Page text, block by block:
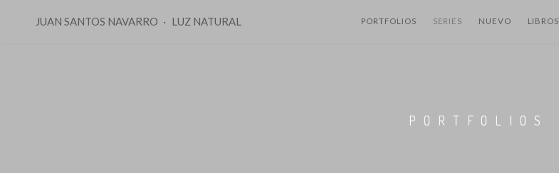
JUAN SANTOS NAVARRO LUZ NATURAL PORTFOLIOS SERIES NUEVO LIBROS
PORTFOLIOS